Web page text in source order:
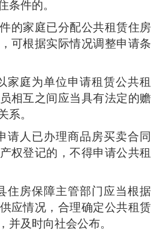
条件的。
的家庭已分配公共租赁住房
可根据实际情况调整申请条
家庭为单位申请租赁公共租
相互之间应当具有法定的赡
系。
请人已办理商品房买卖合同
权登记的，不得申请公共租
住房保障主管部门应当根据
应情况，合理确定公共租赁
并及时向社会公布。